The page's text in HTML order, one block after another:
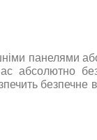
панелями
абсолютно
безпечне